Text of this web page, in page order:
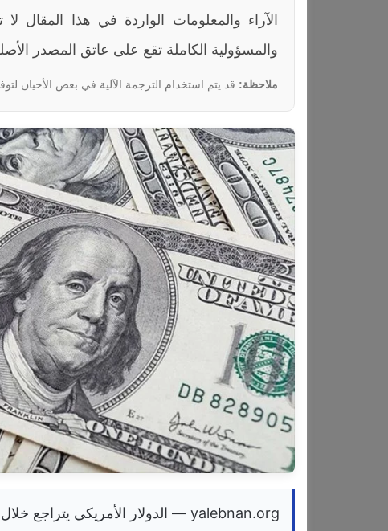
والمسؤولية الكاملة تقع على عاتق المصدر
ملاحظة: قد يتم استخدام الترجمة الآلية في بعض الأحيان
yalebnan.org — الدولار الأمريكي يتراجع خلال عام من رئاسة ترامب